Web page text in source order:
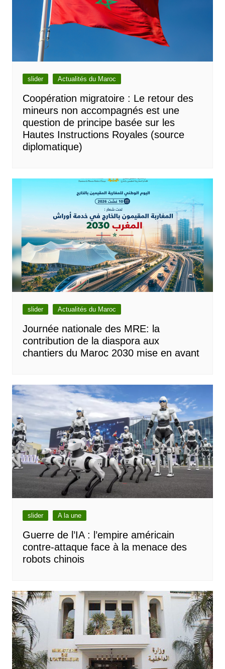
slider Actualités du Maroc
Coopération migratoire : Le retour des
mineurs non accompagnés est une
question de principe basée sur les
Hautes Instructions Royales (source
diplomatique)
slider Actualités du Maroc
Journée nationale des MRE: la
contribution de la diaspora aux
chantiers du Maroc 2030 mise en avant
slider A la une
Guerre de l’IA : l’empire américain
contre-attaque face à la menace des
robots chinois